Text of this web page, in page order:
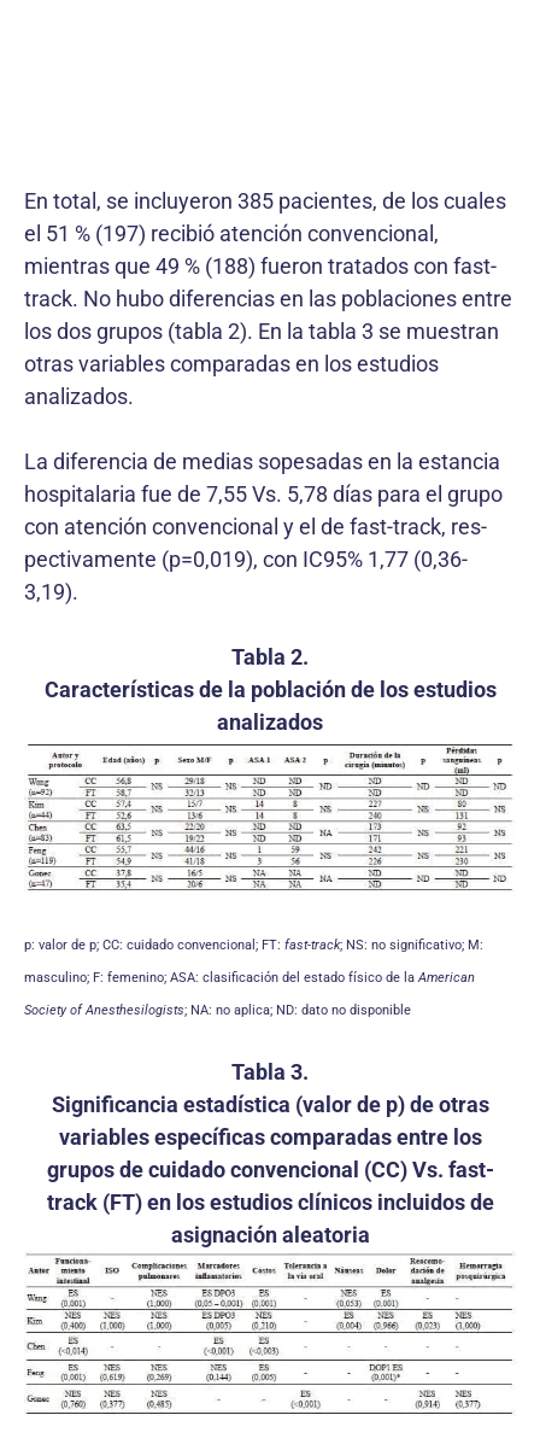
En total, se incluyeron 385 pacientes, de los cuales
el 51 % (197) recibió atención convencional,
mientras que 49 % (188) fueron tratados con fast-
track. No hubo diferencias en las poblaciones entre
los dos grupos (tabla 2). En la tabla 3 se muestran
otras variables comparadas en los estudios
analizados.
La diferencia de medias sopesadas en la estancia
hospitalaria fue de 7,55 Vs. 5,78 días para el grupo
con atención convencional y el de fast-track, res­
pectivamente (p=0,019), con IC95% 1,77 (0,36-
3,19).
Tabla 2.
Características de la población de los estudios
analizados
p: valor de p; CC: cuidado convencional; FT: fast-track; NS: no significativo; M:
masculino; F: femenino; ASA: clasificación del estado físico de laAmerican
Society of Anesthesilogists; NA: no aplica; ND: dato no disponible
Tabla 3.
Significancia estadística (valor de p) de otras
variables específicas comparadas entre los
grupos de cuidado convencional (CC) Vs. fast-
track (FT) en los estudios clínicos incluidos de
asignación aleatoria